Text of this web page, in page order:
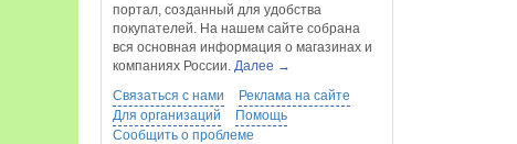
портал, созданный для удобства
покупателей. На нашем сайте собрана
вся основная информация о магазинах и
компаниях России. Далее →
Связаться с нами
Реклама на сайте
Для организаций
Помощь
Сообщить о проблеме